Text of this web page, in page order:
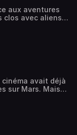
aux aventures
clos avec aliens
aussi des
avait déjà
sur Mars. Mais
rouge, il
trouver de
est souvent la
et voix : Jérémy